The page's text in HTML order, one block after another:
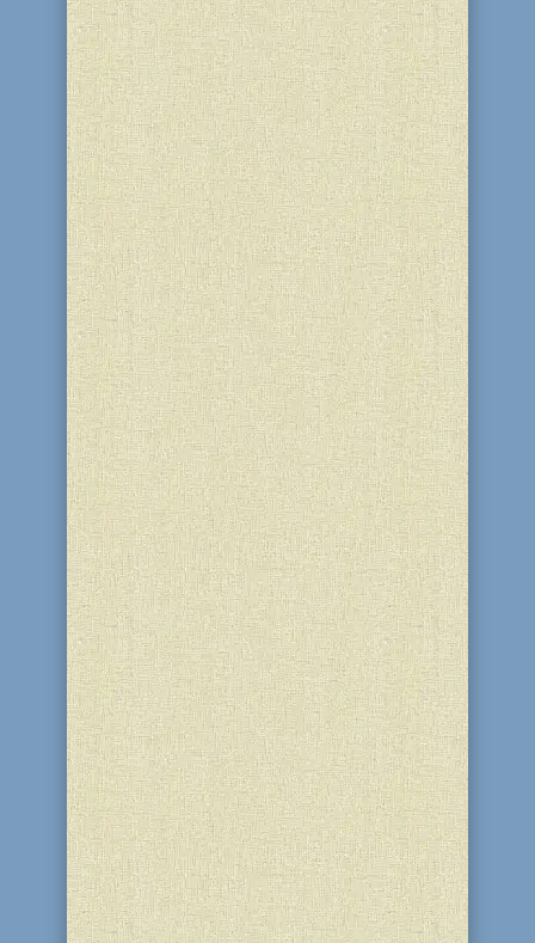
В пятый вечер Хануки на Майдане
Героев, члены общины зажигали огонь
на городской ханукие.
Ханука! Праздник Огней, праздник
света, освящения, обновления! Ребята
нашей школы, в эти праздничные дни,
побывали в домах одиноких и пожилых
людей общины. Все с большим
удовольствием зажигали ханукальные
светильники, угощали вкусными
пончиками, дарили радость и тепло...